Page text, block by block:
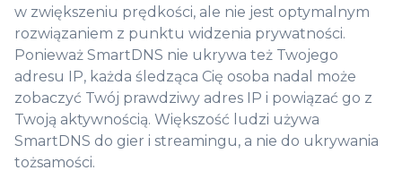
w zwiększeniu prędkości, ale nie jest optymalnym
rozwiązaniem z punktu widzenia prywatności.
Ponieważ SmartDNS nie ukrywa też Twojego
adresu IP, każda śledząca Cię osoba nadal może
zobaczyć Twój prawdziwy adres IP i powiązać go z
Twoją aktywnością. Większość ludzi używa
SmartDNS do gier i streamingu, a nie do ukrywania
tożsamości.